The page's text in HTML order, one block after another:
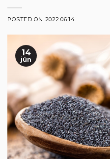
POSTED ON 2022.06.14.
14
jún